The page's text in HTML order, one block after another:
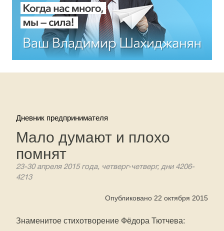
Дневник предпринимателя
Мало думают и плохо
помнят
23-30 апреля 2015 года, четверг-четверг, дни 4206-
4213
Опубликовано 22 октября 2015
Знаменитое стихотворение Фёдора Тютчева: